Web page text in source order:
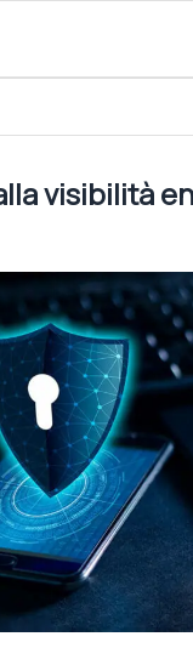
visibilità